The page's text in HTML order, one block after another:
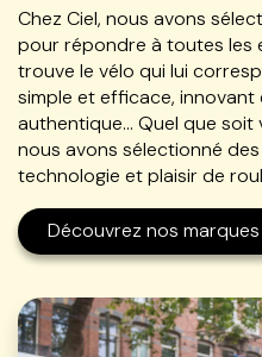
Chez Ciel, nous avons
pour répondre à toutes les
trouve le vélo qui lui
simple et efficace,
authentique… Quel que
nous avons sélectionné
technologie et plaisir de
Découvrez nos marques